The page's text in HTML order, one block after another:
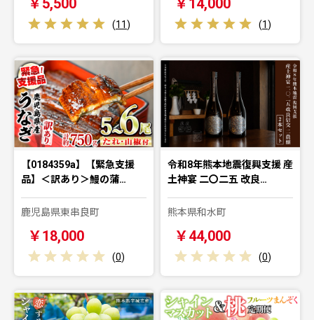
￥5,500
(11)
￥14,000
(1)
【0184359a】【緊急支援
品】＜訳あり＞鰻の蒲…
鹿児島県東串良町
￥18,000
(0)
令和8年熊本地震復興支援 産
土神宴 二〇二五 改良…
熊本県和水町
￥44,000
(0)